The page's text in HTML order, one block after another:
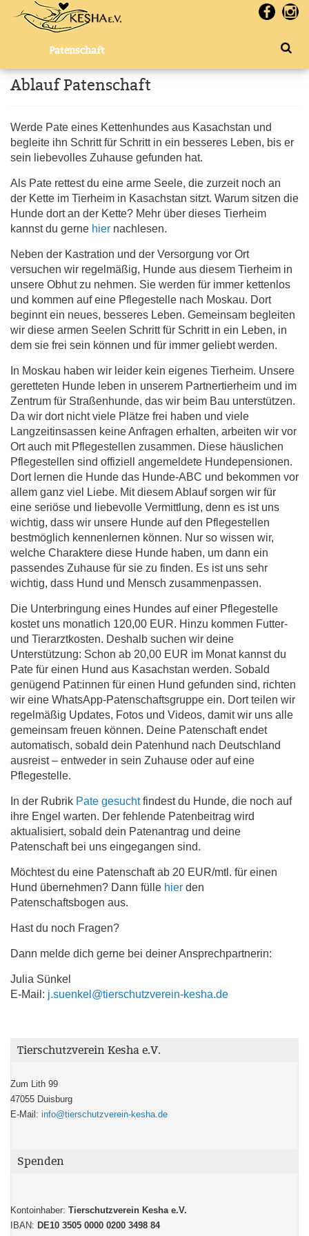
Patenschaft
Ablauf Patenschaft
Werde Pate eines Kettenhundes aus Kasachstan und
begleite ihn Schritt für Schritt in ein besseres Leben, bis er
sein liebevolles Zuhause gefunden hat.
Als Pate rettest du eine arme Seele, die zurzeit noch an
der Kette im Tierheim in Kasachstan sitzt. Warum sitzen die
Hunde dort an der Kette? Mehr über dieses Tierheim
kannst du gerne hier nachlesen.
Neben der Kastration und der Versorgung vor Ort
versuchen wir regelmäßig, Hunde aus diesem Tierheim in
unsere Obhut zu nehmen. Sie werden für immer kettenlos
und kommen auf eine Pflegestelle nach Moskau. Dort
beginnt ein neues, besseres Leben. Gemeinsam begleiten
wir diese armen Seelen Schritt für Schritt in ein Leben, in
dem sie frei sein können und für immer geliebt werden.
In Moskau haben wir leider kein eigenes Tierheim. Unsere
geretteten Hunde leben in unserem Partnertierheim und im
Zentrum für Straßenhunde, das wir beim Bau unterstützen.
Da wir dort nicht viele Plätze frei haben und viele
Langzeitinsassen keine Anfragen erhalten, arbeiten wir vor
Ort auch mit Pflegestellen zusammen. Diese häuslichen
Pflegestellen sind offiziell angemeldete Hundepensionen.
Dort lernen die Hunde das Hunde-ABC und bekommen vor
allem ganz viel Liebe. Mit diesem Ablauf sorgen wir für
eine seriöse und liebevolle Vermittlung, denn es ist uns
wichtig, dass wir unsere Hunde auf den Pflegestellen
bestmöglich kennenlernen können. Nur so wissen wir,
welche Charaktere diese Hunde haben, um dann ein
passendes Zuhause für sie zu finden. Es ist uns sehr
wichtig, dass Hund und Mensch zusammenpassen.
Die Unterbringung eines Hundes auf einer Pflegestelle
kostet uns monatlich 120,00 EUR. Hinzu kommen Futter-
und Tierarztkosten. Deshalb suchen wir deine
Unterstützung: Schon ab 20,00 EUR im Monat kannst du
Pate für einen Hund aus Kasachstan werden. Sobald
genügend Pat:innen für einen Hund gefunden sind, richten
wir eine WhatsApp-Patenschaftsgruppe ein. Dort teilen wir
regelmäßig Updates, Fotos und Videos, damit wir uns alle
gemeinsam freuen können. Deine Patenschaft endet
automatisch, sobald dein Patenhund nach Deutschland
ausreist – entweder in sein Zuhause oder auf eine
Pflegestelle.
In der Rubrik Pate gesuchtfindest du Hunde, die noch auf
ihre Engel warten. Der fehlende Patenbeitrag wird
aktualisiert, sobald dein Patenantrag und deine
Patenschaft bei uns eingegangen sind.
Möchtest du eine Patenschaft ab 20 EUR/mtl. für einen
Hund übernehmen? Dann fülle hier den
Patenschaftsbogen aus.
Hast du noch Fragen?
Dann melde dich gerne bei deiner Ansprechpartnerin:
Julia Sünkel
E-Mail: j.suenkel@tierschutzverein-kesha.de
Tierschutzverein Kesha e.V.
Zum Lith 99
47055 Duisburg
E-Mail: info@tierschutzverein-kesha.de
Spenden
Kontoinhaber: Tierschutzverein Kesha e.V.
IBAN: DE10 3505 0000 0200 3498 84